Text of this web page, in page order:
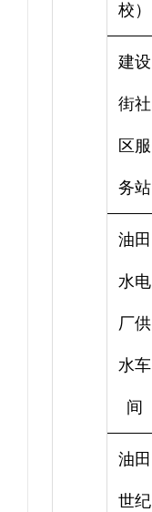
校）
建设
街社
区服
务站
油田
水电
厂供
水车
间
油田
世纪